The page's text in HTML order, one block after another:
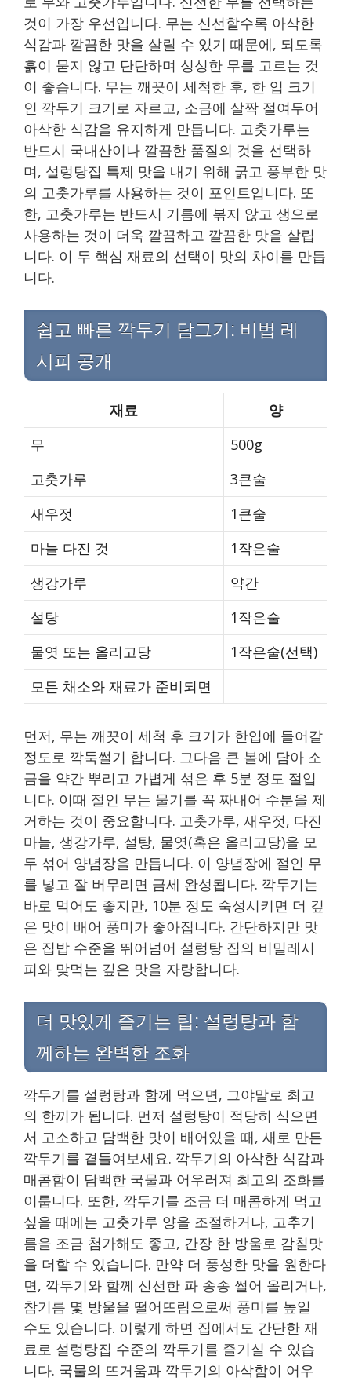
것이 가장 우선입니다. 무는 신선할수록 아삭한
식감과 깔끔한 맛을 살릴 수 있기 때문에, 되도록
흙이 묻지 않고 단단하며 싱싱한 무를 고르는 것
이 좋습니다. 무는 깨끗이 세척한 후, 한 입 크기
인 깍두기 크기로 자르고, 소금에 살짝 절여두어
아삭한 식감을 유지하게 만듭니다. 고춧가루는
반드시 국내산이나 깔끔한 품질의 것을 선택하
며, 설렁탕집 특제 맛을 내기 위해 굵고 풍부한 맛
의 고춧가루를 사용하는 것이 포인트입니다. 또
한, 고춧가루는 반드시 기름에 볶지 않고 생으로
사용하는 것이 더욱 깔끔하고 깔끔한 맛을 살립
니다. 이 두 핵심 재료의 선택이 맛의 차이를 만듭
니다.
쉽고 빠른 깍두기 담그기: 비법 레
시피 공개
재료
양
무
500g
고춧가루
3큰술
새우젓
1큰술
마늘 다진 것
1작은술
생강가루
약간
설탕
1작은술
물엿 또는 올리고당
1작은술(선택)
모든 채소와 재료가 준비되면
먼저, 무는 깨끗이 세척 후 크기가 한입에 들어갈
정도로 깍둑썰기 합니다. 그다음 큰 볼에 담아 소
금을 약간 뿌리고 가볍게 섞은 후 5분 정도 절입
니다. 이때 절인 무는 물기를 꼭 짜내어 수분을 제
거하는 것이 중요합니다. 고춧가루, 새우젓, 다진
마늘, 생강가루, 설탕, 물엿(혹은 올리고당)을 모
두 섞어 양념장을 만듭니다. 이 양념장에 절인 무
를 넣고 잘 버무리면 금세 완성됩니다. 깍두기는
바로 먹어도 좋지만, 10분 정도 숙성시키면 더 깊
은 맛이 배어 풍미가 좋아집니다. 간단하지만 맛
은 집밥 수준을 뛰어넘어 설렁탕 집의 비밀레시
피와 맞먹는 깊은 맛을 자랑합니다.
더 맛있게 즐기는 팁: 설렁탕과 함
께하는 완벽한 조화
깍두기를 설렁탕과 함께 먹으면, 그야말로 최고
의 한끼가 됩니다. 먼저 설렁탕이 적당히 식으면
서 고소하고 담백한 맛이 배어있을 때, 새로 만든
깍두기를 곁들여보세요. 깍두기의 아삭한 식감과
매콤함이 담백한 국물과 어우러져 최고의 조화를
이룹니다. 또한, 깍두기를 조금 더 매콤하게 먹고
싶을 때에는 고춧가루 양을 조절하거나, 고추기
름을 조금 첨가해도 좋고, 간장 한 방울로 감칠맛
을 더할 수 있습니다. 만약 더 풍성한 맛을 원한다
면, 깍두기와 함께 신선한 파 송송 썰어 올리거나,
참기름 몇 방울을 떨어뜨림으로써 풍미를 높일
수도 있습니다. 이렇게 하면 집에서도 간단한 재
료로 설렁탕집 수준의 깍두기를 즐기실 수 있습
니다. 국물의 뜨거움과 깍두기의 아삭함이 어우